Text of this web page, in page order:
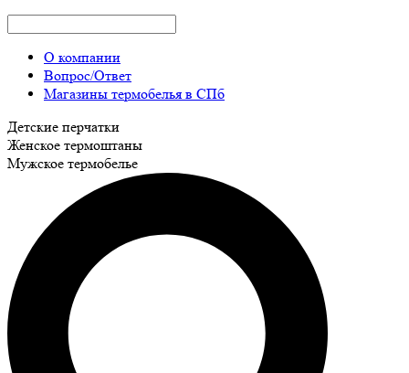
О компании
Вопрос/Ответ
Магазины термобелья в СПб
Детские перчатки
Женское термоштаны
Мужское термобелье